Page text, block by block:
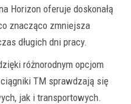
Horizon oferuje doskonałą
znacząco zmniejsza
długich dni pracy.
różnorodnym opcjom
TM sprawdzają się
jak i transportowych.